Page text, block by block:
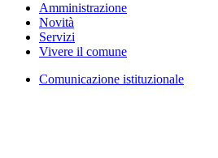
Amministrazione
Novità
Servizi
Vivere il comune
Comunicazione istituzionale